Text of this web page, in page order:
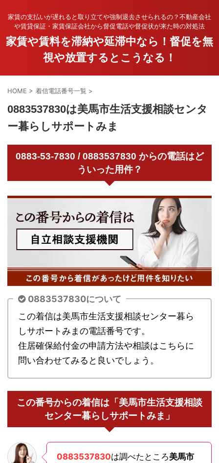
家賃の支払いが遅れると取り立てや強制退去させられるの？不動産会社
や賃貸保証・家賃保証会社から督促電話や督促状が来た時の対処法
家賃や賃料を滞納や延滞中なら！督促を無
視や放置するとこうなる！
HOME > 着信電話番号一覧 >
0883537830は美馬市生活支援相談センタ
ー暮らしサポートみま
0883-53-7830 / 0883537830 からの電話はど
ういった用件？
0883537830について
この着信は美馬市生活支援相談センター暮ら
しサポートみまの電話番号です。
住居確保給付金の申請方法や相談はこちらに
問い合わせてみると良いでしょう。
この番号からの着信は「美馬市生活支援相談
センター暮らしサポートみま」
0883537830は調べたところ美馬市